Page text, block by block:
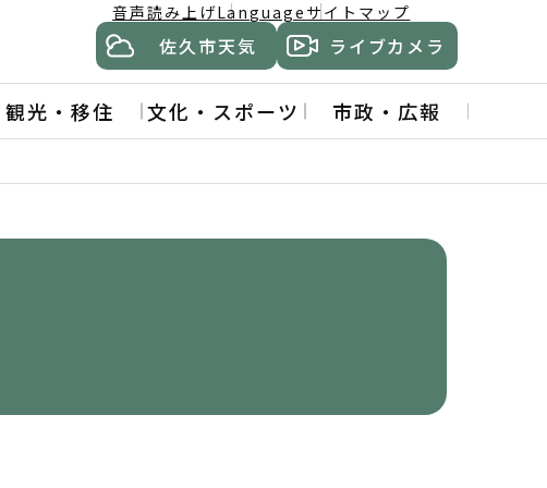
音声読み上げLanguage サイトマップ
佐久市天気 ライブカメラ
観光・移住 文化・スポーツ 市政・広報